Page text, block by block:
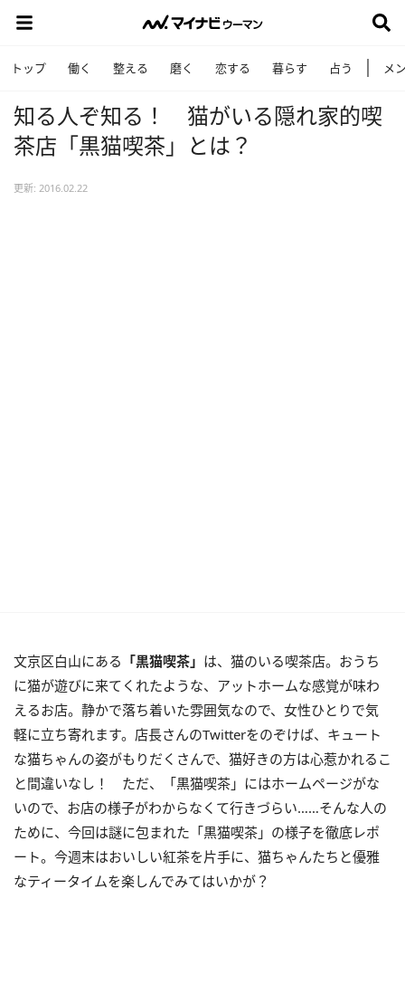
トップ 働く 整える 磨く 恋する 暮らす 占う メ
知る人ぞ知る！ 猫がいる隠れ家的喫
茶店「黒猫喫茶」とは？
更新: 2016.02.22
文京区白山にある 「黒猫喫茶」 は、猫のいる喫茶店。おうち
に猫が遊びに来てくれたような、アットホームな感覚が味わ
えるお店。静かで落ち着いた雰囲気なので、女性ひとりで気
軽に立ち寄れます。店長さんのTwitterをのぞけば、キュート
な猫ちゃんの姿がもりだくさんで、猫好きの方は心惹かれるこ
と間違いなし！ ただ、「黒猫喫茶」にはホームページがな
いので、お店の様子がわからなくて行きづらい……そんな人の
ために、今回は謎に包まれた「黒猫喫茶」の様子を徹底レポ
ート。今週末はおいしい紅茶を片手に、猫ちゃんたちと優雅
なティータイムを楽しんでみてはいかが？